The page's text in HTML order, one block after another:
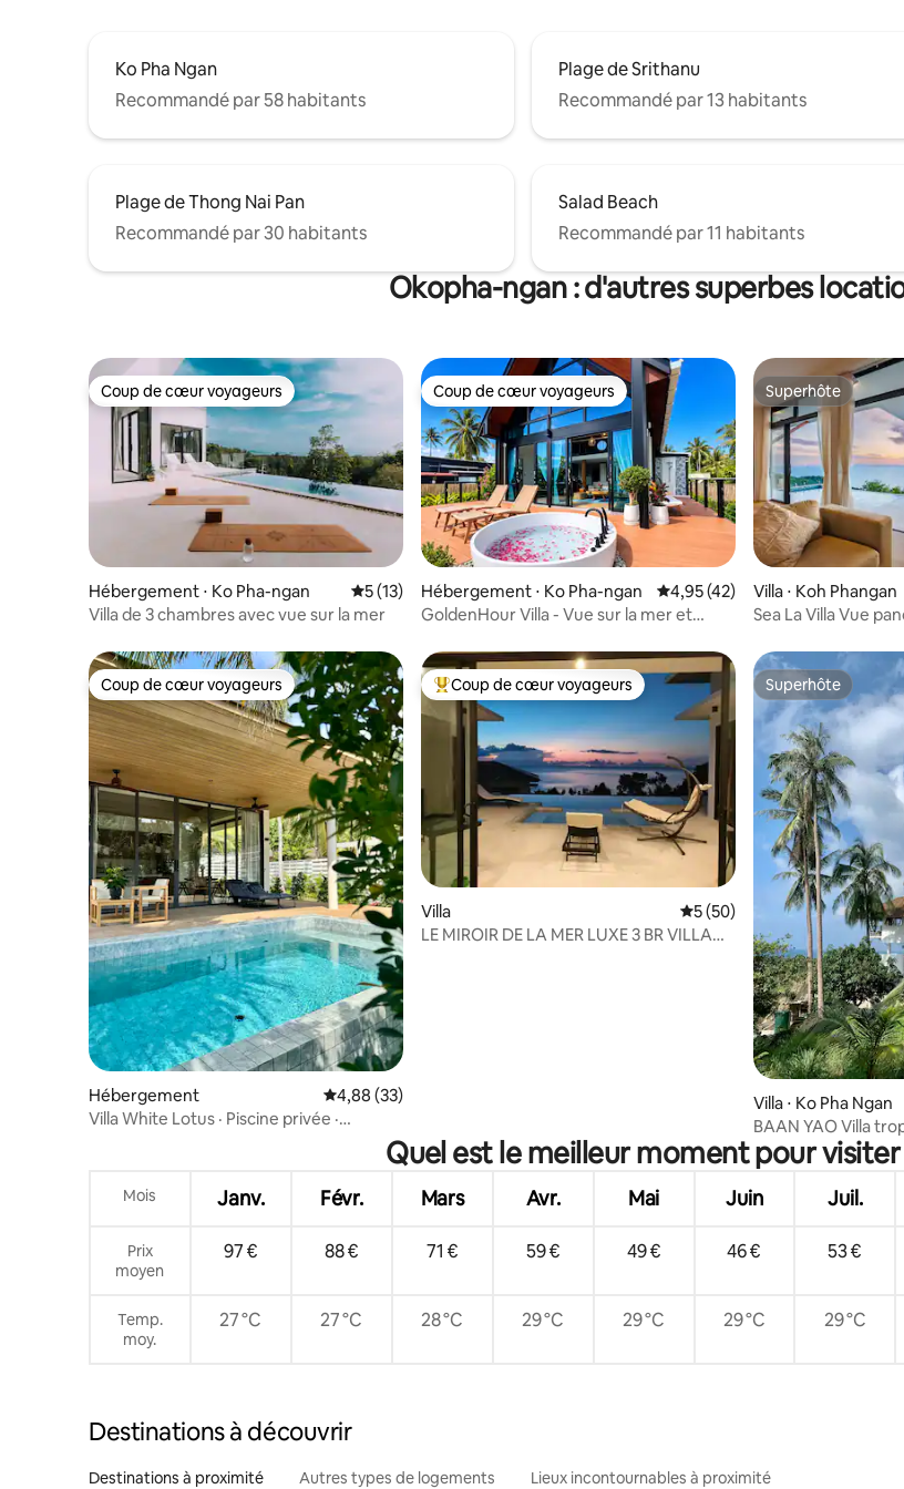
Ko Pha Ngan
Recommandé par 58 habitants
Plage de Srithanu
Recommandé par 13 habitants
Plage de Thong Nai Pan
Recommandé par 30 habitants
Salad Beach
Recommandé par 11 habitants
Okopha-ngan : d'autres superbes
Coup de cœur voyageurs
Coup de cœur voyageurs
Hébergement ⋅ Ko Pha-ngan Évaluation moyenne sur la base de 13 commentaires : 5 sur 5
5 (13)
Villa de 3 chambres avec vue sur la mer
Coup de cœur voyageurs
Coup de cœur voyageurs
Hébergement ⋅ Ko Pha-ngan Évaluation moyenne sur la
4,95 (42)
GoldenHour Villa - Vue sur la mer et
Superhôte
Superhôte
Villa ⋅ Koh Phangan
Sea La Villa Vue
Coup de cœur voyageurs
Coup de cœur voyageurs
Hébergement Évaluation moyenne sur la base de 33 commentaires : 4,88 sur 5
4,88 (33)
Villa White Lotus · Piscine privée ·
Coups de cœur voyageurs les plus appréciés
Coup de cœur voyageurs
Villa Évaluation moyenne sur la
5 (50)
LE MIROIR DE LA MER LUXE 3 BR VILLA
Superhôte
Superhôte
Villa ⋅ Ko Pha Ngan
BAAN YAO Villa
coucher du soleil
Quel est le meilleur moment pour
Mois Janv. Févr. Mars Avr. Mai Juin Juil.
Prix
moyen
97 € 88 € 71 € 59 € 49 € 46 € 53 €
Temp.
moy.
27 °C 27 °C 28 °C 29 °C 29 °C 29 °C 29 °C
Destinations à découvrir
Destinations à proximité Autres types de logements Lieux incontournables à proximité